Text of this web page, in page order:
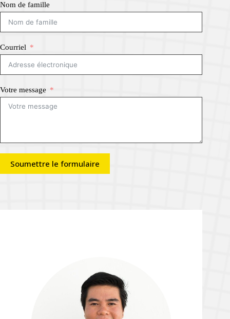
Nom de famille
Courriel
Votre message
Soumettre le formulaire